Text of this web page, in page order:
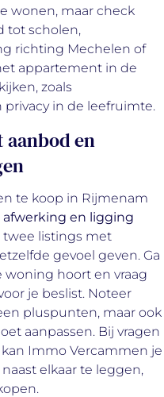
wonen, maar check
tot scholen,
richting Mechelen of
appartement in de
zoals
in de leefruimte.
en
te koop in Rijmenam
en ligging
listings met
gevoel geven. Ga
woning hoort en vraag
je beslist. Noteer
pluspunten, maar ook
aanpassen. Bij vragen
Immo Vercammen je
elkaar te leggen,